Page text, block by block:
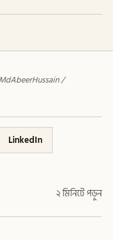
MdAbeerHussain /
LinkedIn
২ মিনিটে পড়ুন